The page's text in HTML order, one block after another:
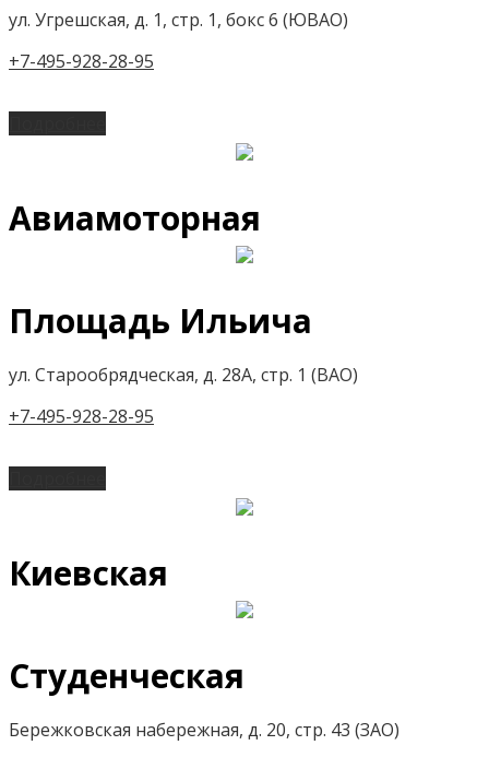
ул. Угрешская, д. 1, стр. 1, бокс 6 (ЮВАО)
+7-495-928-28-95
Авиамоторная
Площадь Ильича
ул. Старообрядческая, д. 28А, стр. 1 (ВАО)
+7-495-928-28-95
Киевская
Студенческая
Бережковская набережная, д. 20, стр. 43 (ЗАО)